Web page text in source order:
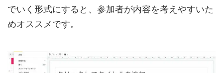
でいく形式にすると、参加者が内容を考えやすいた
めオススメです。